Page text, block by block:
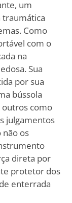
um
traumática
Como
com o
na
Sua
por sua
bússola
outros como
julgamentos
os
direta por
protetor dos
enterrada